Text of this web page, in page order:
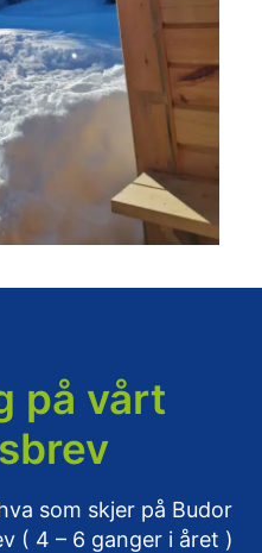
på vårt
som skjer på Budor
( 4 – 6 ganger i året )